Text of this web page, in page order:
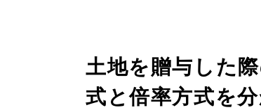
土地を贈与した
式と倍率方式を